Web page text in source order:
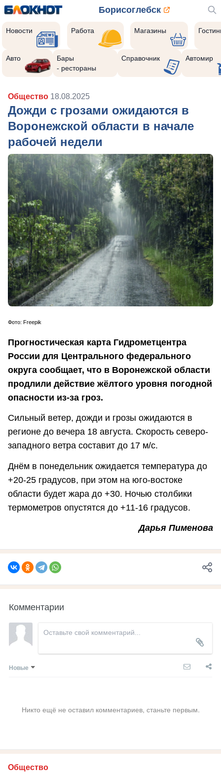
Борисоглебск
Новости Работа Магазины
Авто
Бары
- рестораны
Справочник Автомир
Общество 18.08.2025
Дожди с грозами ожидаются в
Воронежской области в начале
рабочей недели
Фото: Freepik
Прогностическая карта Гидрометцентра
России для Центрального федерального
округа сообщает, что в Воронежской области
продлили действие жёлтого уровня погодной
опасности из-за гроз.
Сильный ветер, дожди и грозы ожидаются в
регионе до вечера 18 августа. Скорость северо-
западного ветра составит до 17 м/с.
Днём в понедельник ожидается температура до
+20-25 градусов, при этом на юго-востоке
области будет жара до +30. Ночью столбики
термометров опустятся до +11-16 градусов.
Дарья Пименова
Комментарии
Новые
Никто ещё не оставил комментариев, станьте первым.
Общество